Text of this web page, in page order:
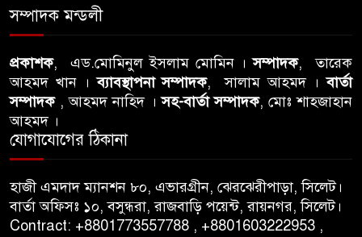
আবু তালহা চৌধুরী দ্বিতীয় বারের
মত টাওয়ার হ‍্যামলেটস কাউন্সিলের
গণবিজ্ঞপ্তি নিয়ে সিলেট অনলাইন
প্রেসক্লাবে বিশ্ব মুক্ত গণমাধ্যম দিবসে
সমালোচনা
সম্পাদক মন্ডলী
প্রকাশক, এড.মোমিনুল ইসলাম মোমিন ।সম্পাদক, তারেক
আহমদ খান ।ব্যাবস্থাপনা সম্পাদক, সালাম আহমদ ।বার্তা
সম্পাদক, আহমদ নাহিদ ।সহ-বার্তা সম্পাদক, মোঃ শাহজাহান
আহমদ ।
যোগাযোগের ঠিকানা
হাজী এমদাদ ম্যানশন ৮০, এভারগ্রীন, ঝেরঝেরীপাড়া, সিলেট।
বার্তা অফিসঃ ১০, বসুন্ধরা, রাজবাড়ি পয়েন্ট, রায়নগর, সিলেট।
Contract: +8801773557788 , +8801603222953 ,